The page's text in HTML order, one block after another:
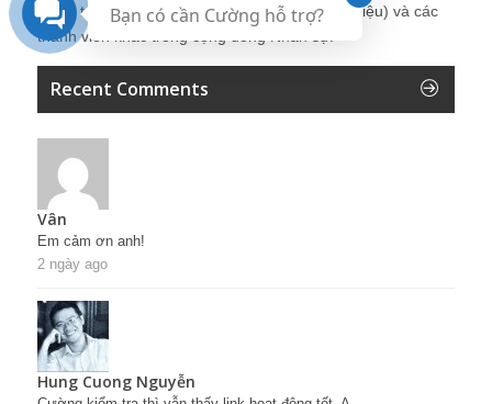
Quản trị Nhân sự Nguyễn Hùng Cường (giới thiệu) và các
thành viên khác trong cộng đồng Nhân sự.
Recent Comments
Vân
Em cảm ơn anh!
2 ngày ago
Hung Cuong Nguyễn
Bạn có cần Cường hỗ trợ?